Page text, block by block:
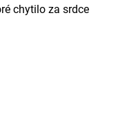
chytilo za srdce